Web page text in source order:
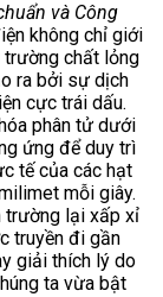
và Công
không chỉ giới
trường chất lỏng
ra bởi sự dịch
cực trái dấu.
phân tử dưới
ứng để duy trì
tế của các hạt
mỗi giây.
trường lại xấp xỉ
truyền đi gần
giải thích lý do
ta vừa bật